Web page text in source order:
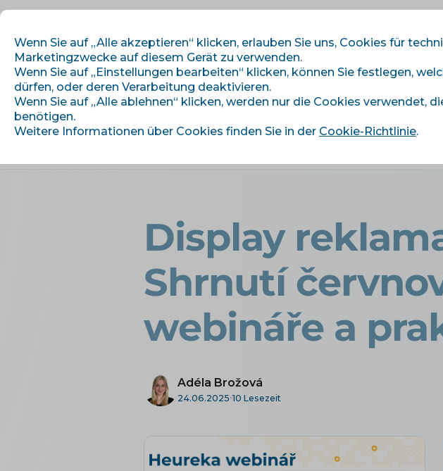
Wir beginnen
Display
Shrnutí
webináře a
Adéla Brožová
24.06.2025 10 Lesezeit
Wenn Sie auf „Alle akzeptieren“ klicken, erlauben Sie uns, Cookies für
Marketingzwecke auf diesem Gerät zu verwenden.
Wenn Sie auf „Einstellungen bearbeiten“ klicken, können Sie festlegen,
dürfen, oder deren Verarbeitung deaktivieren.
Wenn Sie auf „Alle ablehnen“ klicken, werden nur die Cookies verwendet,
benötigen.
Weitere Informationen über Cookies finden Sie in der Cookie-Richtlinie.